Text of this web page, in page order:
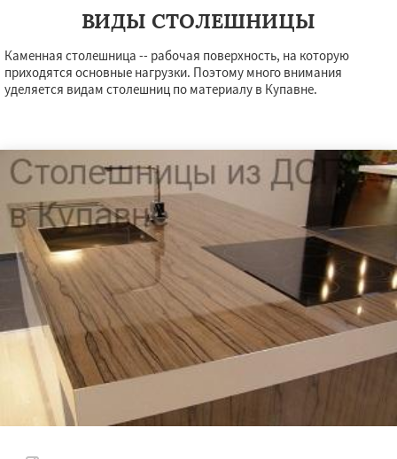
регионам
×
Ступино Талдом Фрязино
Хотьково Черноголовка Чехов Шатура
Щелково
Электрогорск
Электросталь
Электроугли
Яхрома Андреево
Белоомут
Бобров
Богородское
Большие Вяземы Быково Вербилки
Восход
Деденево Жилево Загорянский
Запрудная Заречье Зеленоградск
Измайлово
Икша Ильинский
Лесной Лесной Городок
Лотошино
Менделеевск
Михнево
Монино Нахабино
ВИДЫ СТОЛЕШНИЦЫ
Каменная столешница -- рабочая поверхность, на которую
приходятся основные нагрузки. Поэтому много внимания
уделяется видам столешниц по материалу в Купавне.
УЗНАТЬ ПОДРОБНЕЕ ×
Даю согласие на обработку персональных данных